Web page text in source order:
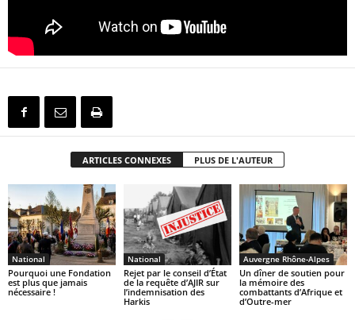
ARTICLES CONNEXES PLUS DE L'AUTEUR
National
Pourquoi une Fondation
est plus que jamais
nécessaire !
National
Rejet par le conseil d’État
de la requête d’AJIR sur
l’indemnisation des
Harkis
Auvergne Rhône-Alpes
Un dîner de soutien pour
la mémoire des
combattants d’Afrique et
d’Outre-mer